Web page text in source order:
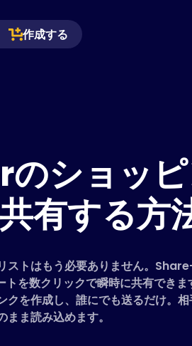
作成する
ショッ
有する方
ストはもう必要ありません。
を数クリックで瞬時に共有できま
クを作成し、誰にでも送るだけ。相
ま読み込めます。